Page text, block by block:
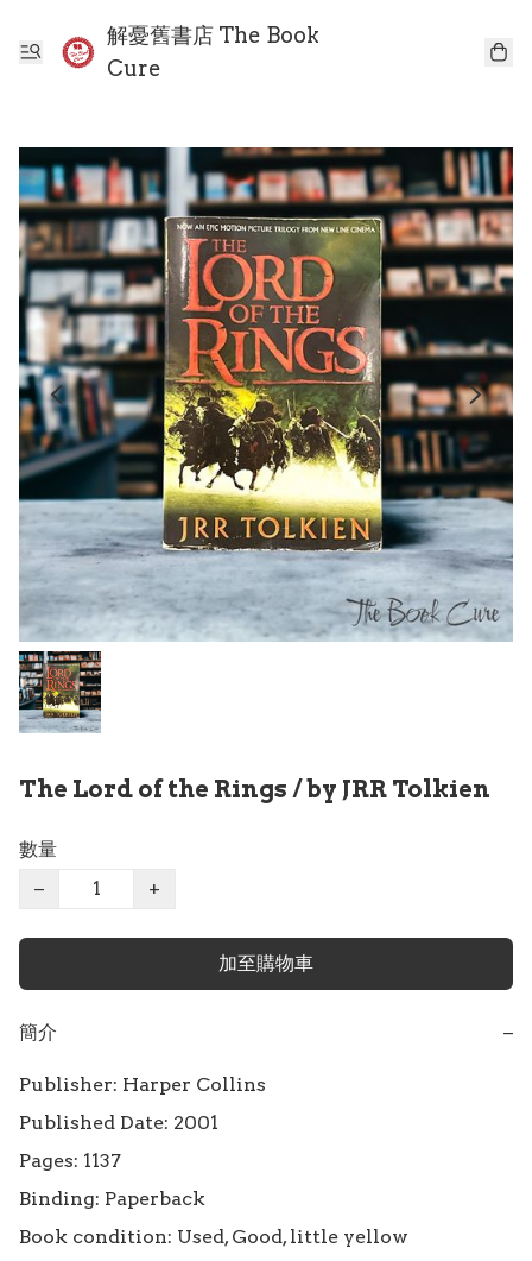
解憂舊書店 The Book
Cure
The Lord of the Rings / by JRR Tolkien
數量
−
+
加至購物車
簡介 −
Publisher: Harper Collins
Published Date: 2001
Pages: 1137
Binding: Paperback
Book condition: Used, Good, little yellow